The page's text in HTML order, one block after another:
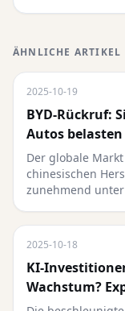
ÄHNLICHE ARTIKEL
2025-10-19
BYD-Rückruf:
Autos
Der globale
chinesischen
zunehmend
2025-10-18
KI-
Wachstum?